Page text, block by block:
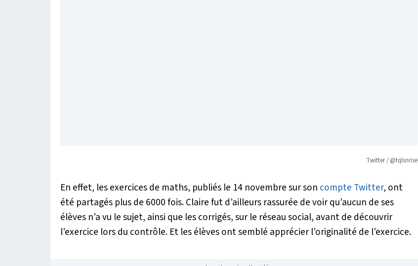
Twitter / @tqlsnrise
En effet, les exercices de maths, publiés le 14 novembre sur son compte Twitter, ont
été partagés plus de 6000 fois. Claire fut d’ailleurs rassurée de voir qu’aucun de ses
élèves n’a vu le sujet, ainsi que les corrigés, sur le réseau social, avant de découvrir
l’exercice lors du contrôle. Et les élèves ont semblé apprécier l’originalité de l’exercice.